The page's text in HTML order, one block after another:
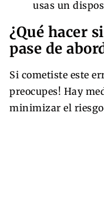
usas un
¿Qué hacer
pase de
Si cometiste este
preocupes! Hay
minimizar el